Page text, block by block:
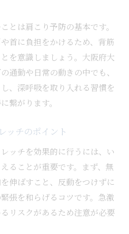
とは肩こり予防の基本です。
首に負担をかけるため、背筋
を意識しましょう。大阪府大
通勤や日常の動きの中でも、
、深呼吸を取り入れる習慣を
繋がります。
ッチのポイント
ッチを効果的に行うには、い
ることが重要です。まず、無
伸ばすこと、反動をつけずに
張を和らげるコツです。急激
リスクがあるため注意が必要